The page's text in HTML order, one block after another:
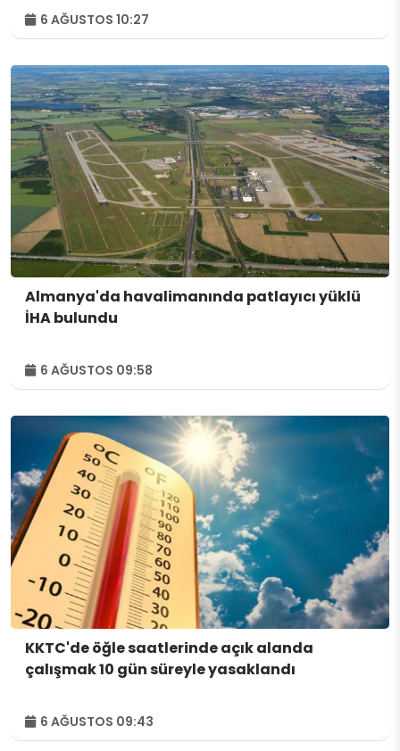
6 AĞUSTOS 10:27
Almanya'da havalimanında patlayıcı yüklü
İHA bulundu
6 AĞUSTOS 09:58
KKTC'de öğle saatlerinde açık alanda
çalışmak 10 gün süreyle yasaklandı
6 AĞUSTOS 09:43